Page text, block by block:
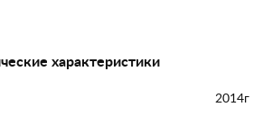
характеристики
2014г